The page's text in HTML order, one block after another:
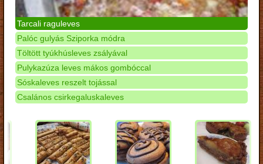
Tarcali raguleves
Palóc gulyás Sziporka módra
Töltött tyúkhúsleves zsályával
Pulykazúza leves mákos gombóccal
Sóskaleves reszelt tojással
Csalános csirkegaluskaleves